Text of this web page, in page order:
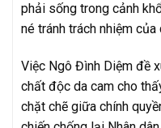
phải sống trong cảnh
né tránh trách nhiệm của
Việc Ngô Đình Diệm đề
chất độc da cam cho
chặt chẽ giữa chính